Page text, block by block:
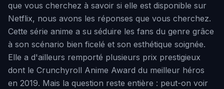
que vous cherchez à savoir si elle est disponible sur
Netflix, nous avons les réponses que vous cherchez.
Cette série anime a su séduire les fans du genre grâce
à son scénario bien ficelé et son esthétique soignée.
Elle a d'ailleurs remporté plusieurs prix prestigieux
dont le Crunchyroll Anime Award du meilleur héros
en 2019. Mais la question reste entière : peut-on voir